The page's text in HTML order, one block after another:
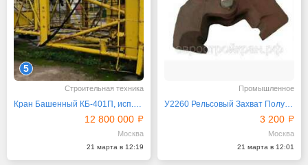
5
Строительная техника
Кран Башенный КБ-401П, исп.39, 2010 г. Беларусь
12 800 000
Москва
21 марта в 12:19
Промышленное
У2260 Рельсовый Захват Полуавтоматический
3 200
Москва
21 марта в 12:01